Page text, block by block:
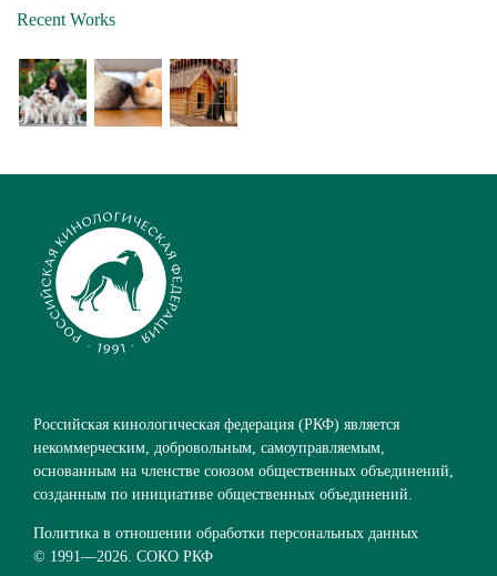
Recent Works
Российская кинологическая федерация (РКФ) является
некоммерческим, добровольным, самоуправляемым,
основанным на членстве союзом общественных объединений,
созданным по инициативе общественных объединений.
Политика в отношении обработки персональных данных
© 1991—2026. СОКО РКФ